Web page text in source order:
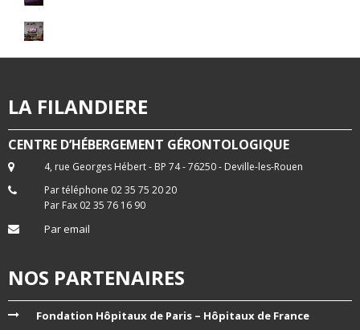
LA FILANDIERE
CENTRE D’HÉBERGEMENT GÉRONTOLOGIQUE
4, rue Georges Hébert - BP 74 - 76250 - Deville-les-Rouen
Par téléphone 02 35 75 20 20
Par Fax 02 35 76 16 90
Par email
NOS PARTENAIRES
Fondation Hôpitaux de Paris – Hôpitaux de France